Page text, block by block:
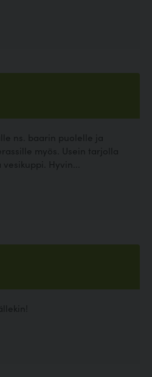
ns. baarin puolelle ja
myös. Usein tarjolla
Hyvin...